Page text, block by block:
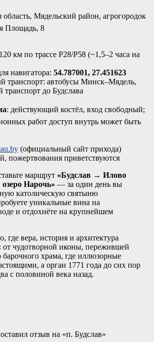
Мядельский район, агрогородок
Площадь, 8
км по трассе Р28/Р58 (~1,5–2 часа на
навигатора: 54.787001, 27.451623
транспорт: автобусы Минск–Мядель,
транспорт до Будслава
: действующий костёл, вход свободный;
работ доступ внутрь может быть
(официальный сайт прихода)
пожертвования приветствуются
маршрут «Будслав → Илово
Нарочь» — за один день вы
католическую святыню
уникальные вина на
и отдохнёте на крупнейшем
где вера, история и архитектура
от чудотворной иконы, пережившей
храма, где иллюзорные
а орган 1771 года до сих пор
с половиной века назад.
отзыв на «п. Будслав»